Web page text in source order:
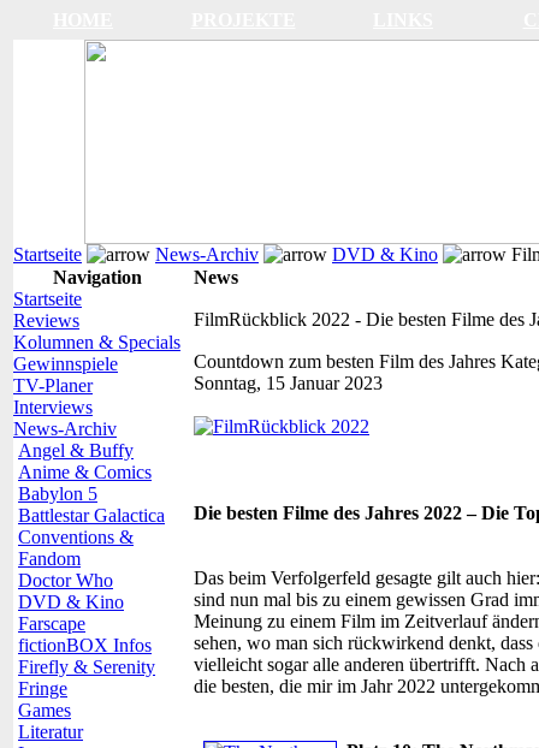
Startseite News-Archiv DVD & Kino
Navigation
Startseite
Reviews
Kolumnen & Specials
Gewinnspiele
TV-Planer
Interviews
News-Archiv
Angel & Buffy
Anime & Comics
Babylon 5
Battlestar Galactica
Conventions &
Fandom
Doctor Who
DVD & Kino
Farscape
fictionBOX Infos
Firefly & Serenity
Fringe
Games
Literatur
News
FilmRückblick 2022 - Die besten Filme des
Countdown zum besten Film des Jahres
Sonntag, 15 Januar 2023
Die besten Filme des Jahres 2022 – Die
Das beim Verfolgerfeld gesagte gilt auch
sind nun mal bis zu einem gewissen Grad
Meinung zu einem Film im Zeitverlauf
sehen, wo man sich rückwirkend denkt,
vielleicht sogar alle anderen übertrifft. Nach
die besten, die mir im Jahr 2022